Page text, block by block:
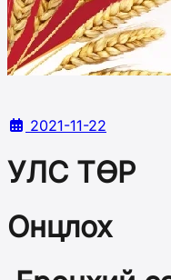
2021-11-22
УЛС ТӨР
Онцлох